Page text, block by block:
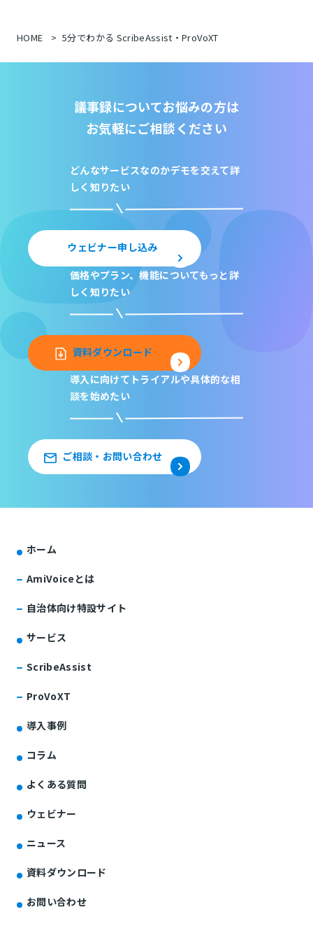
HOME 5分でわかる ScribeAssist・ProVoXT
議事録についてお悩みの方は
お気軽にご相談ください
どんなサービスなのかデモを交えて詳
しく知りたい
ウェビナー申し込み
価格やプラン、機能についてもっと詳
しく知りたい
資料ダウンロード
導入に向けてトライアルや具体的な相
談を始めたい
ご相談・お問い合わせ
ホーム
AmiVoiceとは
自治体向け特設サイト
サービス
ScribeAssist
ProVoXT
導入事例
コラム
よくある質問
ウェビナー
ニュース
資料ダウンロード
お問い合わせ